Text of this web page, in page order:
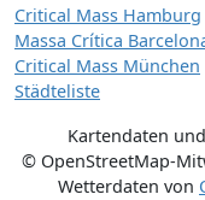
Critical Mass Hamburg
Massa Crítica
Critical Mass München
Städteliste
Kartendaten
© OpenStreetMap-
Wetterdaten von